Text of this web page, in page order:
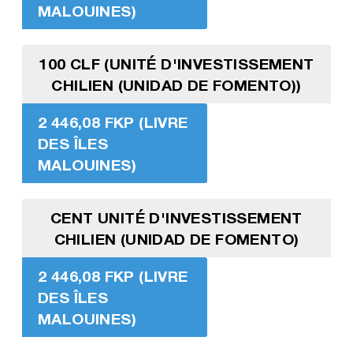
MALOUINES)
100 CLF (UNITÉ D'INVESTISSEMENT
CHILIEN (UNIDAD DE FOMENTO))
2 446,08 FKP (LIVRE
DES ÎLES
MALOUINES)
CENT UNITÉ D'INVESTISSEMENT
CHILIEN (UNIDAD DE FOMENTO)
2 446,08 FKP (LIVRE
DES ÎLES
MALOUINES)